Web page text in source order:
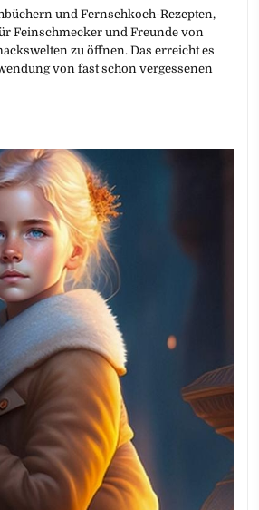
und Fernsehkoch-Rezepten,
Feinschmecker und Freunde von
zu öffnen. Das erreicht es
von fast schon vergessenen